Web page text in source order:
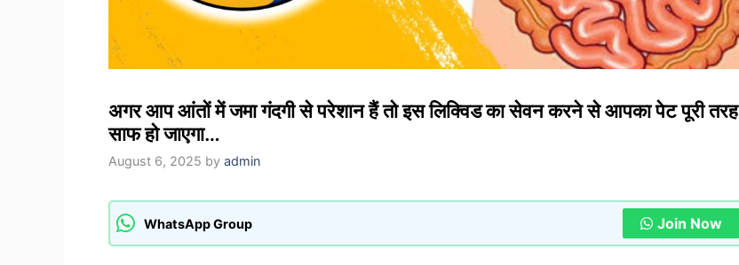
अगर आप आंतों में जमा गंदगी से परेशान हैं तो इस लिक्विड का सेवन करने से आपका पेट पूरी तरह
साफ हो जाएगा…
August 6, 2025 by admin
WhatsApp Group Join Now